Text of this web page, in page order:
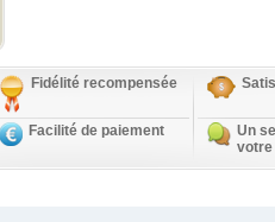
Fidélité recompensée
Facilité de paiement
Un
votre